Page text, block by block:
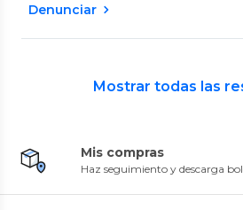
Denunciar
Mostrar todas las
Mis compras
Haz seguimiento y descarga